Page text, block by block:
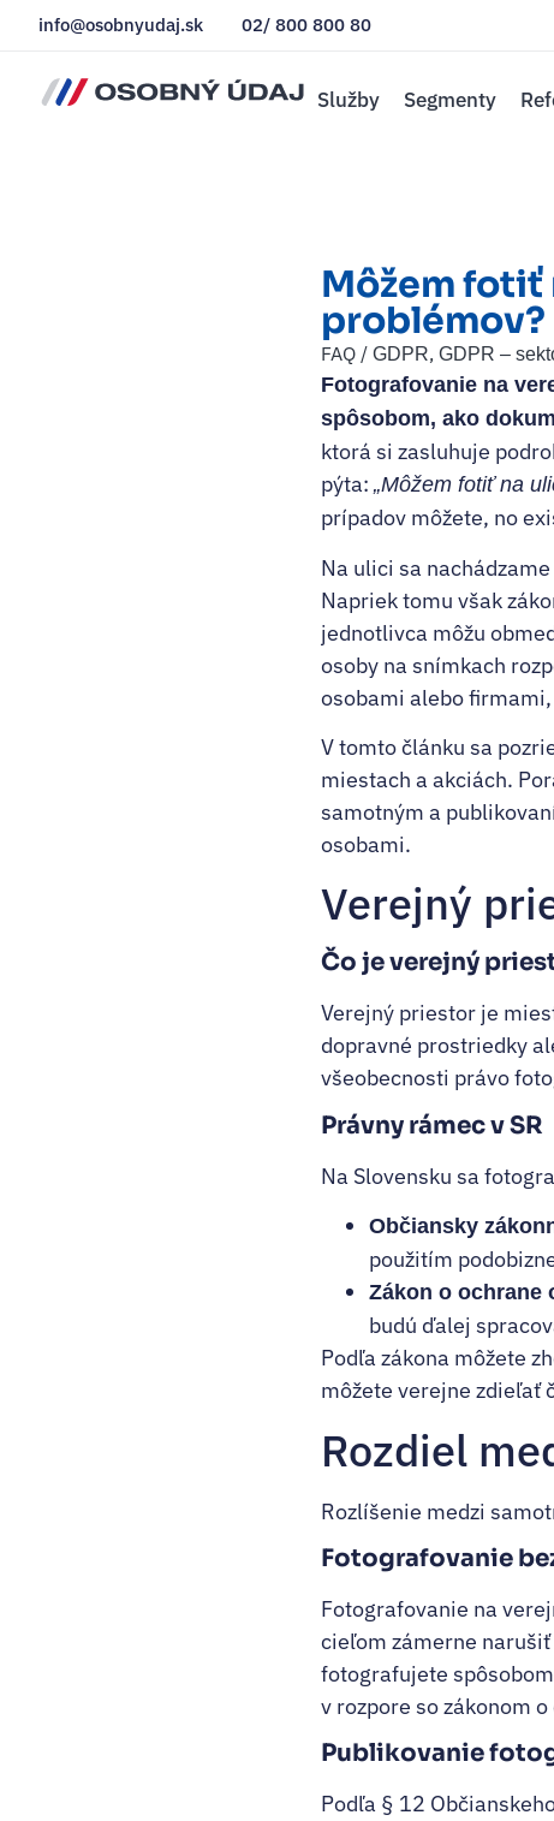
info@osobnyudaj.sk 02/ 800 800 80
Služby Segmenty
Môžem fotiť
problémov?
FAQ / GDPR, GDPR –
Fotografovanie na
spôsobom, ako
ktorá si zasluhuje
pýta: „Môžem fotiť na
prípadov môžete, no
Na ulici sa
Napriek tomu však
jednotlivca môžu
osoby na snímkach
osobami alebo
V tomto článku sa
miestach a akciách.
samotným a
osobami.
Verejný
Čo je verejný
Verejný priestor je
dopravné prostriedky
všeobecnosti právo
Právny rámec v SR
Na Slovensku sa
Občiansky
použitím
Zákon o ochrane
budú ďalej
Podľa zákona môžete
môžete verejne zdieľať
Rozdiel
Rozlíšenie medzi
Fotografovanie
Fotografovanie na
cieľom zámerne
fotografujete
v rozpore so zákonom
Publikovanie
Podľa § 12